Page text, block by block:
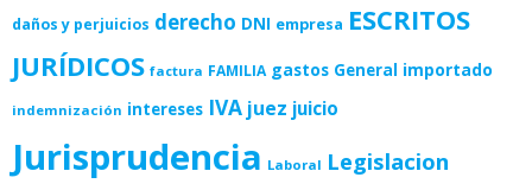
daños y perjuicios derecho DNI empresa ESCRITOS
JURÍDICOS factura FAMILIA gastos General importado
indemnización intereses IVA juez juicio
Jurisprudencia Laboral Legislacion